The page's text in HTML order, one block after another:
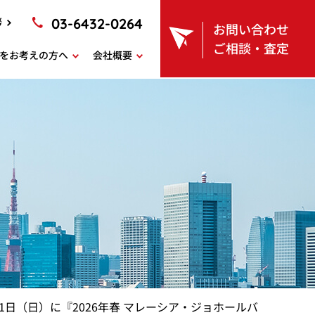
03-6432-0264
お考えの方へ 会社概要
お問い合わせ
ご相談・査定
（日）に『2026年春 マレーシア・ジョホールバ